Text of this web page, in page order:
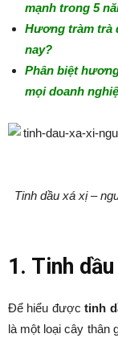
mạnh trong 5
Hương tràm trà
nay?
Phân biệt
mọi doanh
Tinh dầu xá xị –
1. Tinh
Để hiểu đượctinh
là một loại cây thân